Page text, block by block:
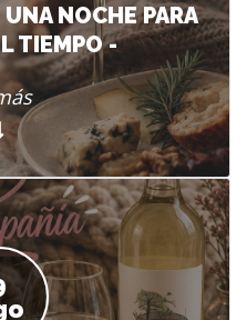
NOCHE PARA
TIEMPO -